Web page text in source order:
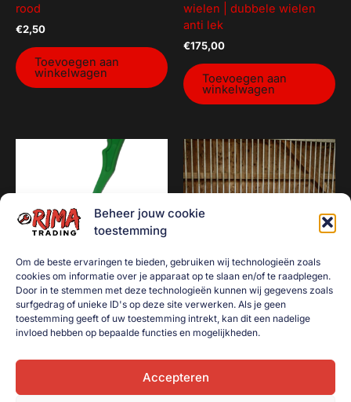
Beheer jouw cookie
toestemming
Om de beste ervaringen te bieden, gebruiken wij technologieën zoals
cookies om informatie over je apparaat op te slaan en/of te raadplegen.
Door in te stemmen met deze technologieën kunnen wij gegevens zoals
surfgedrag of unieke ID's op deze site verwerken. Als je geen
toestemming geeft of uw toestemming intrekt, kan dit een nadelige
invloed hebben op bepaalde functies en mogelijkheden.
Accepteren
rood
€2,50
Toevoegen aan
winkelwagen
wielen | dubbele wielen
anti lek
€175,00
Toevoegen aan
winkelwagen
Ballenwerper 38cm met bal
groen
Hooinet tunnel 150×50
€ 61,50
Toevoegen aan
winkelwagen